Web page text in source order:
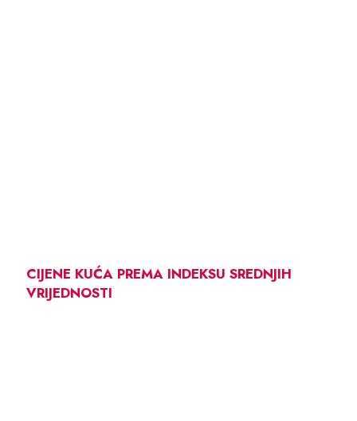
CIJENE KUĆA PREMA INDEKSU SREDNJIH
VRIJEDNOSTI